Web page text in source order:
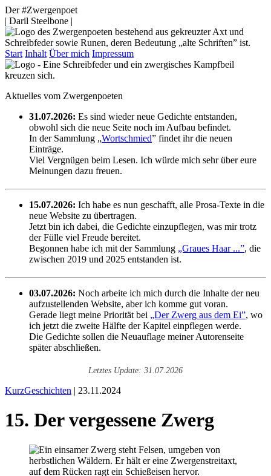
Der #Zwergenpoet
| Daril Steelbone |
Start Inhalt Über mich Impressum
Aktuelles vom Zwergenpoeten
31.07.2026: Es sind wieder neue Gedichte entstanden,
obwohl sich die neue Seite noch im Aufbau befindet.
In der Sammlung „Wortschmied” findet ihr die neuen
Einträge.
Viel Vergnügen beim Lesen. Ich würde mich sehr über eure
Meinungen dazu freuen.
15.07.2026: Ich habe es nun geschafft, alle Prosa-Texte in die
neue Website zu übertragen.
Jetzt bin ich dabei, die Gedichte einzupflegen, was mir trotz
der Fülle viel Freude bereitet.
Begonnen habe ich mit der Sammlung „Graues Haar ...”, die
zwischen 2019 und 2025 entstanden ist.
03.07.2026: Noch arbeite ich mich durch die Inhalte der neu
aufzustellenden Website, aber ich komme gut voran.
Gerade liegt meine Priorität bei „Der Zwerg aus dem Ei”, wo
ich jetzt die zweite Hälfte der Kapitel einpflegen werde.
Die Gedichte sollen die Neuauflage meiner Autorenseite
später abschließen.
Letztes Update: 31.07.2026
KurzGeschichten | 23.11.2024
15. Der vergessene Zwerg